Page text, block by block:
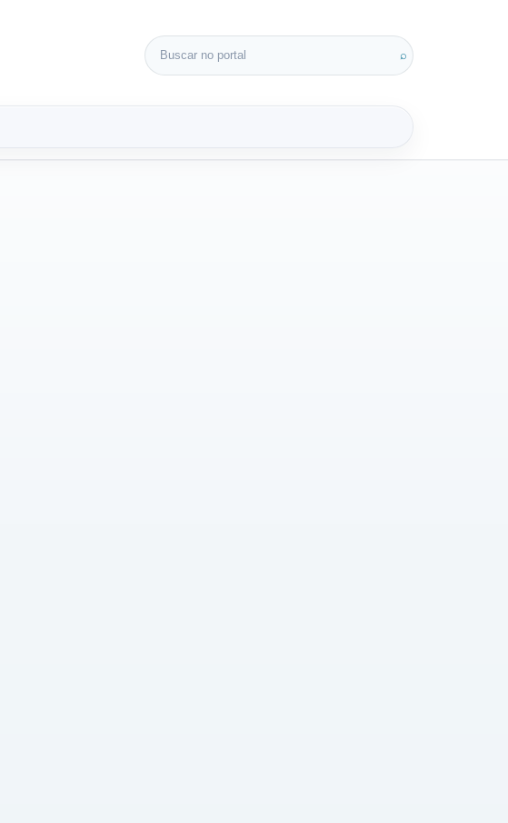
Buscar por: ⌕